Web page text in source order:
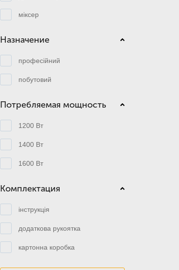
міксер
Назначение
професійний
побутовий
Потребляемая мощность
1200 Вт
1400 Вт
1600 Вт
Комплектация
інструкція
додаткова рукоятка
картонна коробка